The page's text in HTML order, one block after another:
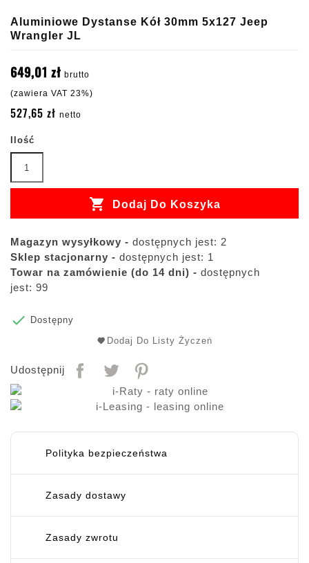
Aluminiowe Dystanse Kół 30mm 5x127 Jeep
Wrangler JL
649,01 zł brutto
(zawiera VAT 23%)
527,65 zł netto
Ilość
 Dodaj Do Koszyka
Magazyn wysyłkowy - dostępnych jest: 2
Sklep stacjonarny - dostępnych jest: 1
Towar na zamówienie (do 14 dni) - dostępnych
jest: 99

Dostępny
Dodaj Do Listy Życzeń
Udostępnij
Polityka bezpieczeństwa
Zasady dostawy
Zasady zwrotu